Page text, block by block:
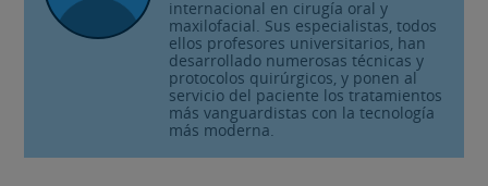
internacional en cirugía oral y
maxilofacial. Sus especialistas, todos
ellos profesores universitarios, han
desarrollado numerosas técnicas y
protocolos quirúrgicos, y ponen al
servicio del paciente los tratamientos
más vanguardistas con la tecnología
más moderna.